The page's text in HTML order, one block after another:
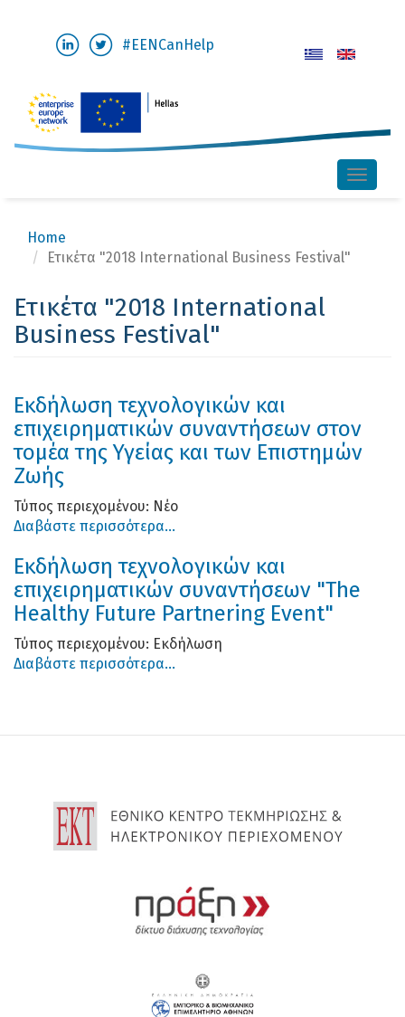
#EENCanHelp
Toggle
Home
Ετικέτα "2018 International Business Festival"
Ετικέτα "2018 International
Business Festival"
Eκδήλωση τεχνολογικών και
επιχειρηματικών συναντήσεων στον
τομέα της Υγείας και των Επιστημών
Ζωής
Τύπος περιεχομένου: Νέο
Διαβάστε περισσότερα...
Eκδήλωση τεχνολογικών και
επιχειρηματικών συναντήσεων "The
Healthy Future Partnering Event"
Τύπος περιεχομένου: Εκδήλωση
Διαβάστε περισσότερα...